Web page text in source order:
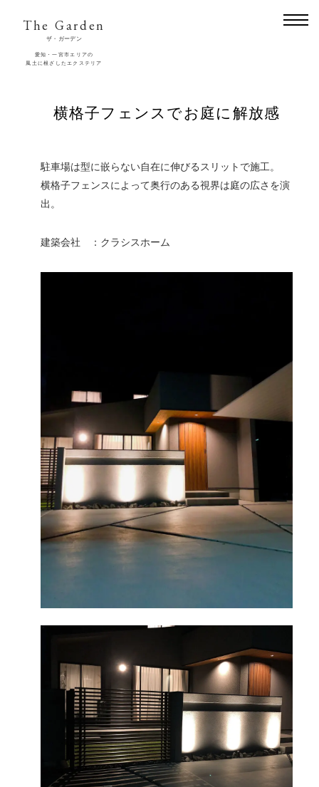
The Garden
ザ・ガーデン
愛知・一宮市エリアの
風土に根ざしたエクステリア
横格子フェンスでお庭に解放感
駐車場は型に嵌らない自在に伸びるスリットで施工。
横格子フェンスによって奥行のある視界は庭の広さを演
出。
建築会社 ：クラシスホーム